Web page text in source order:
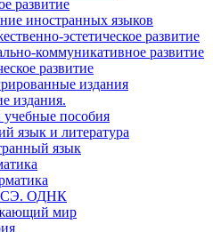
развитие
иностранных языков
эстетическое развитие
коммуникативное развитие
развитие
издания
издания.
пособия
язык и литература
язык
ОДНК
мир